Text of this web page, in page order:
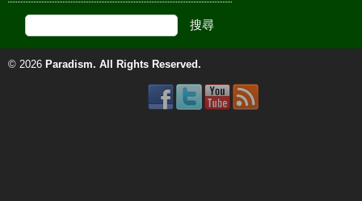
© 2026 Paradism. All Rights Reserved.